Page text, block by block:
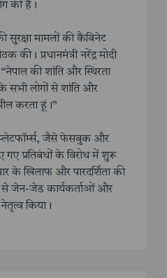
की है।
सुरक्षा मामलों की कैबिनेट
की। प्रधानमंत्री नरेंद्र मोदी
की शांति और स्थिरता
सभी लोगों से शांति और
करता हूं।”
प्लेटफॉर्म्स, जैसे फेसबुक और
गए प्रतिबंधों के विरोध में शुरू
के खिलाफ और पारदर्शिता की
जेन-जेड कार्यकर्ताओं और
किया।